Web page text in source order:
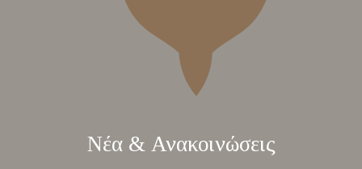
Νέα & Ανακοινώσεις